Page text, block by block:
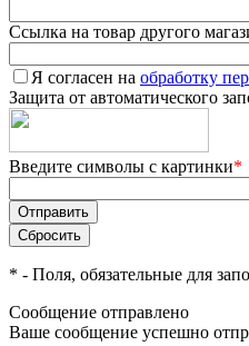
Ссылка на товар другого
Я согласен на обработку
Защита от автоматического
Введите символы с картинки*
* - Поля, обязательные для
Сообщение отправлено
Ваше сообщение успешно